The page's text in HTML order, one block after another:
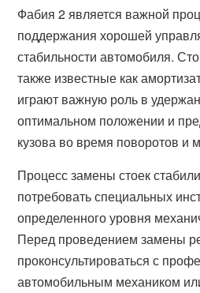
Фабия 2 является важной
поддержания хорошей
стабильности автомобиля.
также известные как
играют важную роль в
оптимальном положении и
кузова во время поворотов и
Процесс замены стоек
потребовать специальных
определенного уровня
Перед проведением замены
проконсультироваться с
автомобильным механиком